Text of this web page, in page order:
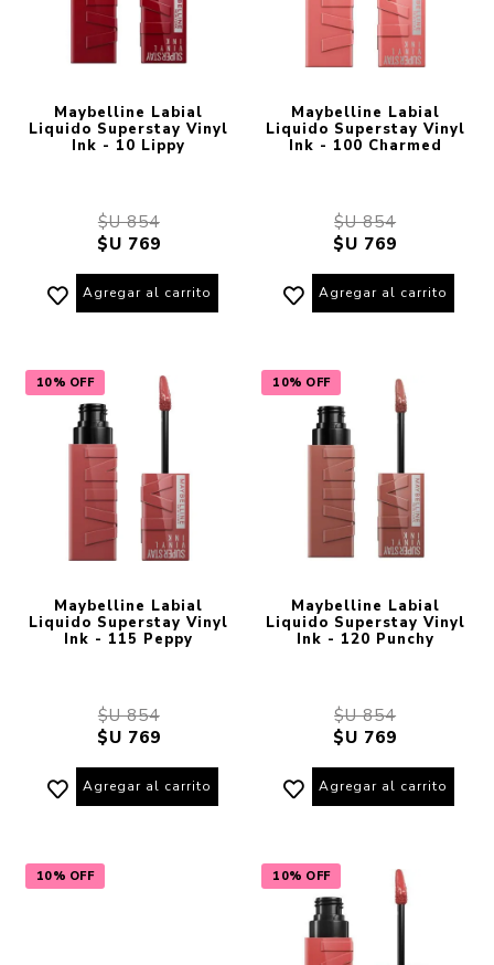
Maybelline Labial
Liquido Superstay Vinyl
Ink - 10 Lippy
$U 854
$U 769
Agregar al carrito
Maybelline Labial
Liquido Superstay Vinyl
Ink - 100 Charmed
$U 854
$U 769
Agregar al carrito
10% OFF
Maybelline Labial
Liquido Superstay Vinyl
Ink - 115 Peppy
$U 854
$U 769
Agregar al carrito
10% OFF
Maybelline Labial
Liquido Superstay Vinyl
Ink - 120 Punchy
$U 854
$U 769
Agregar al carrito
10% OFF 10% OFF